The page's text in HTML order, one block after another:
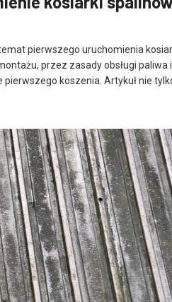
pierwszego uruchomienia
przez zasady obsługi paliwa i
koszenia. Artykuł nie